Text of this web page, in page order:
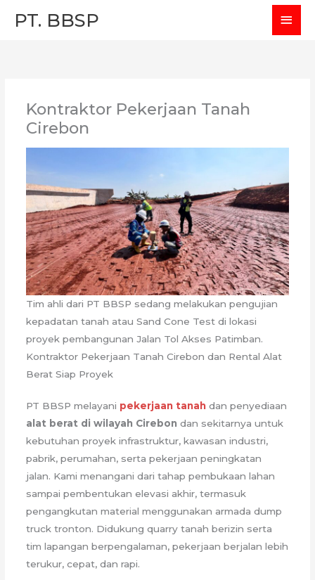
PT. BBSP
Kontraktor Pekerjaan Tanah
Cirebon
Tim ahli dari PT BBSP sedang melakukan pengujian
kepadatan tanah atau Sand Cone Test di lokasi
proyek pembangunan Jalan Tol Akses Patimban.
Kontraktor Pekerjaan Tanah Cirebon dan Rental Alat
Berat Siap Proyek
PT BBSP melayani pekerjaan tanah dan penyediaan
alat berat di wilayah Cirebon dan sekitarnya untuk
kebutuhan proyek infrastruktur, kawasan industri,
pabrik, perumahan, serta pekerjaan peningkatan
jalan. Kami menangani dari tahap pembukaan lahan
sampai pembentukan elevasi akhir, termasuk
pengangkutan material menggunakan armada dump
truck tronton. Didukung quarry tanah berizin serta
tim lapangan berpengalaman, pekerjaan berjalan lebih
terukur, cepat, dan rapi.